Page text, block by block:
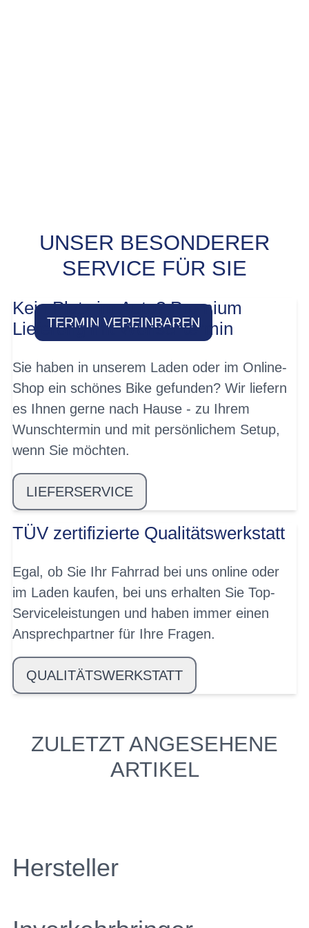
PROBEFAHRT? JA,
SOFORT!
TERMIN VEREINBAREN
UNSER BESONDERER
SERVICE FÜR SIE
Kein Platz im Auto? Premium
Lieferung mit Wunschtermin
Sie haben in unserem Laden oder im Online-
Shop ein schönes Bike gefunden? Wir liefern
es Ihnen gerne nach Hause - zu Ihrem
Wunschtermin und mit persönlichem Setup,
wenn Sie möchten.
LIEFERSERVICE
TÜV zertifizierte Qualitätswerkstatt
Egal, ob Sie Ihr Fahrrad bei uns online oder
im Laden kaufen, bei uns erhalten Sie Top-
Serviceleistungen und haben immer einen
Ansprechpartner für Ihre Fragen.
QUALITÄTSWERKSTATT
ZULETZT ANGESEHENE
ARTIKEL
Hersteller